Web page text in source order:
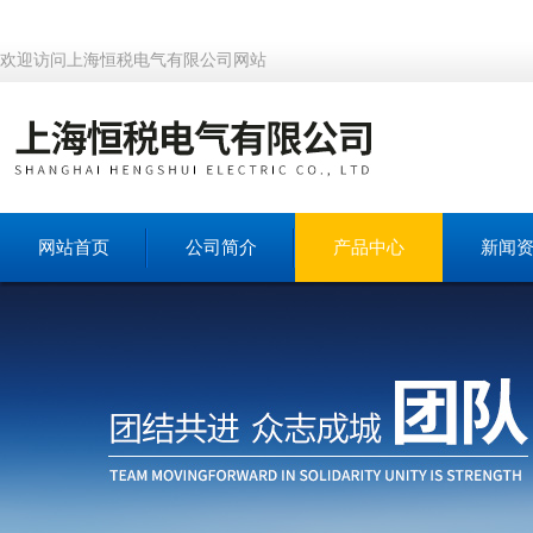
欢迎访问上海恒税电气有限公司网站
网站首页 公司简介 产品中心 新闻